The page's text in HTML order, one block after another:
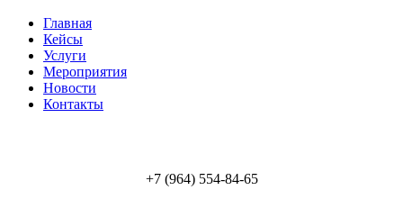
Главная
Кейсы
Услуги
Мероприятия
Новости
Контакты
+7 (964) 554-84-65